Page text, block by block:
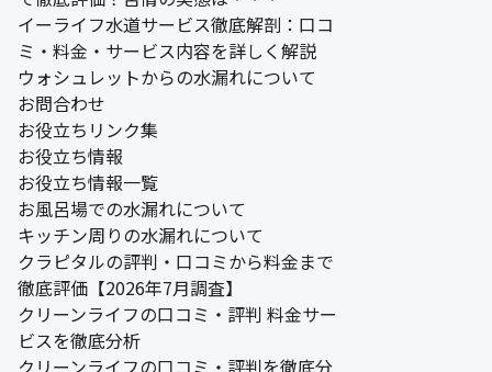
イーライフ水道サービス徹底解剖：口コ
ミ・料金・サービス内容を詳しく解説
ウォシュレットからの水漏れについて
お問合わせ
お役立ちリンク集
お役立ち情報
お役立ち情報一覧
お風呂場での水漏れについて
キッチン周りの水漏れについて
クラピタルの評判・口コミから料金まで
徹底評価【2026年7月調査】
クリーンライフの口コミ・評判 料金サー
ビスを徹底分析
クリーンライフの口コミ・評判を徹底分